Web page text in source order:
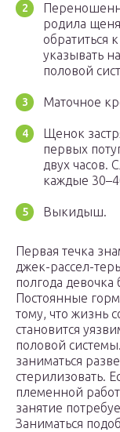
родила
обратиться
указывать
половой
Маточное
Щенок
первых
двух часов.
каждые
Выкидыш.
Первая течка
джек-рассел-
полгода девочка
Постоянные
тому, что жизнь
становится
половой
заниматься
стерилизовать.
племенной
занятие
Заниматься